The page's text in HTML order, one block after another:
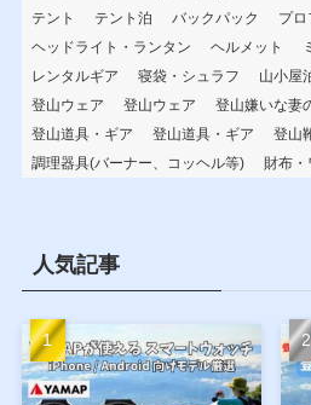
テント
テント泊 バックパック
プ
ヘッドライト・ランタン
ヘルメット
レンタルギア
寝袋・シュラフ 山小屋
登山ウェア
登山ウェア 登山嫌いな妻
登山道具・ギア
登山道具・ギア 登山
調理器具(バーナー、コッヘル等)
財布・
人気記事